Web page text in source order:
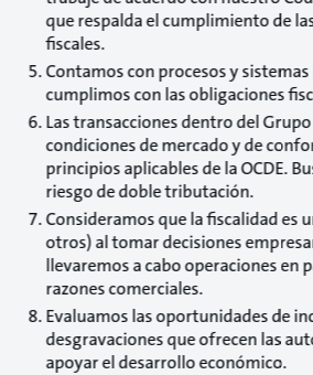
que respalda el cumplimiento de
fiscales.
Contamos con procesos y
cumplimos con las obligaciones
Las transacciones dentro del
condiciones de mercado y de
principios aplicables de la OCDE.
riesgo de doble tributación.
Consideramos que la fiscalidad es
otros) al tomar decisiones
llevaremos a cabo operaciones en
razones comerciales.
Evaluamos las oportunidades de
desgravaciones que ofrecen las
apoyar el desarrollo económico.